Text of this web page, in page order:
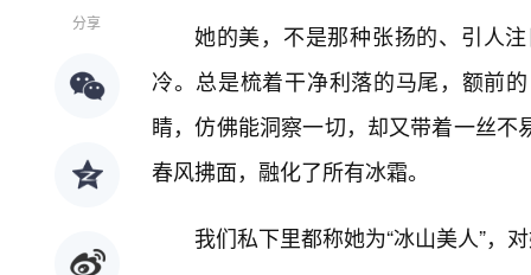
分享
她的美，不是那种张扬的、引人
冷。总是梳着干净利落的马尾，额前
睛，仿佛能洞察一切，却又带着一丝
春风拂面，融化了所有冰霜。
我们私下里都称她为“冰山美人”，